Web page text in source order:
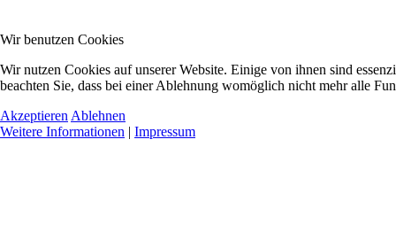
Wir benutzen Cookies
Wir nutzen Cookies auf unserer Website. Einige von ihnen sind
beachten Sie, dass bei einer Ablehnung womöglich nicht mehr alle
Akzeptieren Ablehnen
Weitere Informationen | Impressum